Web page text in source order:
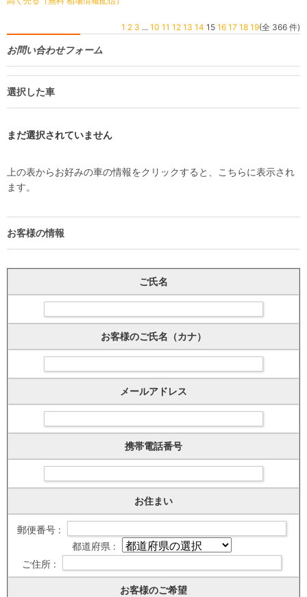
1 2 3 ... 10 11 12 13 14 15 16 17 18 19(全 366 件)
お問い合わせフォーム
選択した車
まだ選択されていません
上の表からお好みの車の情報をクリックすると、こちらに表示され
ます。
お客様の情報
ご氏名
お客様のご氏名（カナ）
メールアドレス
携帯電話番号
お住まい
郵便番号 :
都道府県 :
ご住所 :
お客様のご希望